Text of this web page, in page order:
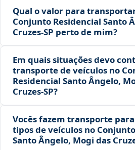
Qual o valor para
Conjunto Residencial Santo
Cruzes‑SP perto de mim?
Em quais situações devo
transporte de veículos no
Residencial Santo Ângelo,
Cruzes‑SP?
Vocês fazem transporte
tipos de veículos no
Santo Ângelo, Mogi das